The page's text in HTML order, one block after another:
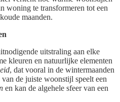
woning te transformeren tot een
maanden.
uitstraling aan elke
kleuren en natuurlijke elementen
, dat vooral in de wintermaanden
de juiste woonstijl speelt een
en kan de algehele sfeer van een